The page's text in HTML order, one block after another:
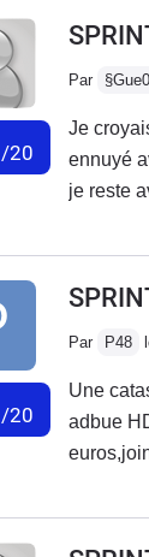
/20
Par
Je
ennuyé
je reste
gauche
obligé
pas son
qui était
m'en
ces
/20
Par P48
Une
adbue
de